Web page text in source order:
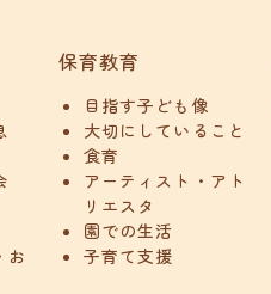
お
保育教育
目指す子ども像
大切にしていること
食育
アーティスト・アト
リエスタ
園での生活
子育て支援